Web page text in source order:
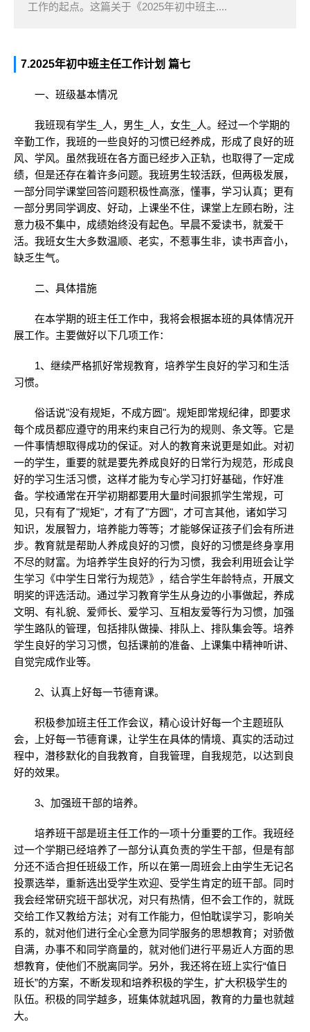
工作的起点。这篇关于《2025年初中班主....
7.2025年初中班主任工作计划 篇七
一、班级基本情况
我班现有学生_人，男生_人，女生_人。经过一个学期的
辛勤工作，我班的一些良好的习惯已经养成，形成了良好的班
风、学风。虽然我班在各方面已经步入正轨，也取得了一定成
绩，但是还存在着许多问题。我班男生较活跃，但两极发展，
一部分同学课堂回答问题积极性高涨，懂事，学习认真；更有
一部分男同学调皮、好动，上课坐不住，课堂上左顾右盼，注
意力极不集中，成绩始终没有起色。早晨不爱读书，就爱干
活。我班女生大多数温顺、老实，不惹事生非，读书声音小，
缺乏生气。
二、具体措施
在本学期的班主任工作中，我将会根据本班的具体情况开
展工作。主要做好以下几项工作：
1、继续严格抓好常规教育，培养学生良好的学习和生活
习惯。
俗话说"没有规矩，不成方圆"。规矩即常规纪律，即要求
每个成员都应遵守的用来约束自己行为的规则、条文等。它是
一件事情想取得成功的保证。对人的教育来说更是如此。对初
一的学生，重要的就是要先养成良好的日常行为规范，形成良
好的学习生活习惯，这样才能为专心学习打好基础，作好准
备。学校通常在开学初期都要用大量时间狠抓学生常规，可
见，只有有了"规矩"，才有了"方圆"，才可言其他，诸如学习
知识，发展智力，培养能力等等；才能够保证孩子们会有所进
步。教育就是帮助人养成良好的习惯，良好的习惯是终身享用
不尽的财富。为培养学生良好的行为习惯，我会利用班会让学
生学习《中学生日常行为规范》，结合学生年龄特点，开展文
明奖的评选活动。通过学习教育学生从身边的小事做起，养成
文明、有礼貌、爱师长、爱学习、互相友爱等行为习惯，加强
学生路队的管理，包括排队做操、排队上、排队集会等。培养
学生良好的学习习惯，包括课前的准备、上课集中精神听讲、
自觉完成作业等。
2、认真上好每一节德育课。
积极参加班主任工作会议，精心设计好每一个主题班队
会，上好每一节德育课，让学生在具体的情境、真实的活动过
程中，潜移默化的自我教育，自我管理，自我规范，以达到良
好的效果。
3、加强班干部的培养。
培养班干部是班主任工作的一项十分重要的工作。我班经
过一个学期已经培养了一部分认真负责的学生干部，但是有部
分还不适合担任班级工作，所以在第一周班会上由学生无记名
投票选举，重新选出受学生欢迎、受学生肯定的班干部。同时
我会经常研究班干部状况，对只有热情，但不会工作的，就既
交给工作又教给方法；对有工作能力，但怕耽误学习，影响关
系的，就对他们进行全心全意为同学服务的思想教育；对骄傲
自满，办事不和同学商量的，就对他们进行平易近人方面的思
想教育，使他们不脱离同学。另外，我还将在班上实行“值日
班长”的方案，不断发现和培养积极的学生，扩大积极学生的
队伍。积极的同学越多，班集体就越巩固，教育的力量也就越
大。